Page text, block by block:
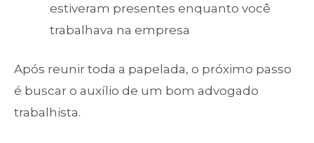
estiveram presentes enquanto você
trabalhava na empresa
Após reunir toda a papelada, o próximo passo
é buscar o auxílio de um bom advogado
trabalhista.